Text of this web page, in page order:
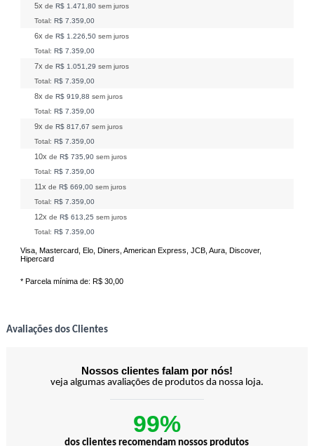
5x de R$ 1.471,80 sem juros
Total: R$ 7.359,00
6x de R$ 1.226,50 sem juros
Total: R$ 7.359,00
7x de R$ 1.051,29 sem juros
Total: R$ 7.359,00
8x de R$ 919,88 sem juros
Total: R$ 7.359,00
9x de R$ 817,67 sem juros
Total: R$ 7.359,00
10x de R$ 735,90 sem juros
Total: R$ 7.359,00
11x de R$ 669,00 sem juros
Total: R$ 7.359,00
12x de R$ 613,25 sem juros
Total: R$ 7.359,00
Visa, Mastercard, Elo, Diners, American Express, JCB, Aura, Discover,
Hipercard
* Parcela mínima de: R$ 30,00
Avaliações dos Clientes
Nossos clientes falam por nós!
veja algumas avaliações de produtos da nossa loja.
99%
dos clientes recomendam nossos produtos